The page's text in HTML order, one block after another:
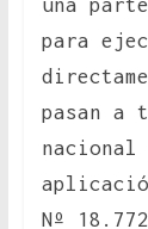
una
para
pasan a
nacional
Nº